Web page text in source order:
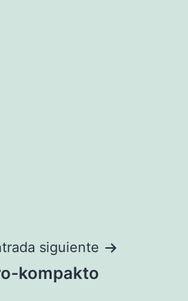
siguiente
kompakto